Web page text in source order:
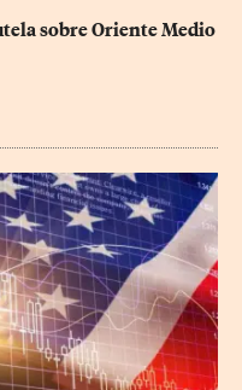
sobre Oriente Medio